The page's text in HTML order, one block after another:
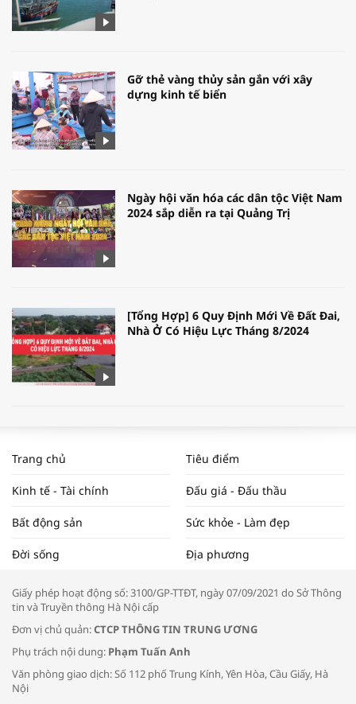
Gỡ thẻ vàng thủy sản gắn với xây
dựng kinh tế biển
Ngày hội văn hóa các dân tộc Việt Nam
2024 sắp diễn ra tại Quảng Trị
[Tổng Hợp] 6 Quy Định Mới Về Đất Đai,
Nhà Ở Có Hiệu Lực Tháng 8/2024
NAM NĂM 2024 VÀ NĂM 2025 | NHỊP
ĐẬP THỊ TRƯỜNG #62
Tọa đàm “Xúc tiến thương mại: Khơi
Bác sĩ tư vấn cách phòng tránh bệnh
đường hô hấp trong thời tiết giao mùa
Trang chủ Tiêu điểm
Kinh tế - Tài chính Đấu giá - Đấu thầu
Bất động sản Sức khỏe - Làm đẹp
Đời sống Địa phương
Giấy phép hoạt động số: 3100/GP-TTĐT, ngày 07/09/2021 do Sở Thông
tin và Truyền thông Hà Nội cấp
Đơn vị chủ quản:CTCP THÔNG TIN TRUNG ƯƠNG
Phụ trách nội dung: Phạm Tuấn Anh
Văn phòng giao dịch: Số 112 phố Trung Kính, Yên Hòa, Cầu Giấy, Hà
Nội